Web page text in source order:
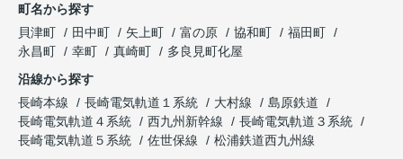
町名から探す
貝津町
田中町 矢上町 富の原 協和町
福田町
永昌町
幸町 真崎町
多良見町化屋
沿線から探す
長崎本線
長崎電気軌道１系統 大村線
島原鉄道
長崎電気軌道４系統
西九州新幹線
長崎電気軌道３系統
長崎電気軌道５系統
佐世保線
松浦鉄道西九州線